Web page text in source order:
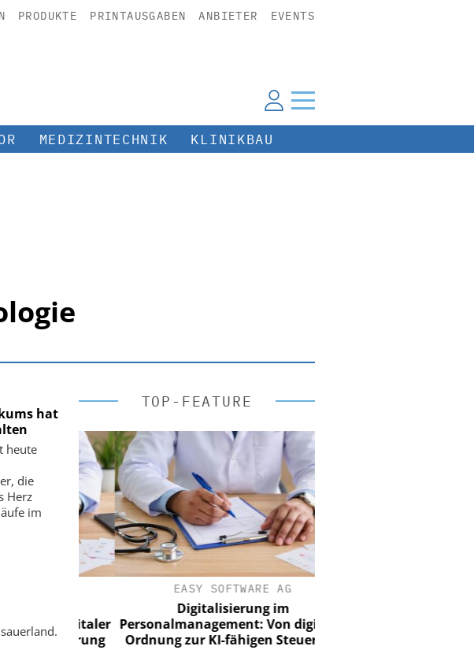
PRODUKTE PRINTAUSGABEN ANBIETER EVENTS
MEDIZINTECHNIK KLINIKBAU
hat
heute
die
Herz
im
TOP-FEATURE
digitaler
EASY SOFTWARE AG
Digitalisierung im
Personalmanagement: Von digitaler
Ordnung zur KI-fähigen Steuerung